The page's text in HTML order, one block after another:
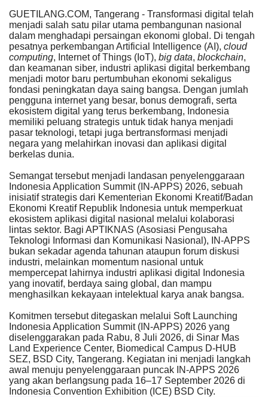
Olahraga
Kesehatan
Layanan Publik
Perempuan/Anak
GUETILANG.COM, Tangerang - Transformasi digital telah
menjadi salah satu pilar utama pembangunan nasional
dalam menghadapi persaingan ekonomi global. Di tengah
pesatnya perkembangan Artificial Intelligence (AI), cloud
computing, Internet of Things (IoT), big data, blockchain,
dan keamanan siber, industri aplikasi digital berkembang
menjadi motor baru pertumbuhan ekonomi sekaligus
fondasi peningkatan daya saing bangsa. Dengan jumlah
pengguna internet yang besar, bonus demografi, serta
ekosistem digital yang terus berkembang, Indonesia
memiliki peluang strategis untuk tidak hanya menjadi
pasar teknologi, tetapi juga bertransformasi menjadi
negara yang melahirkan inovasi dan aplikasi digital
berkelas dunia.
Semangat tersebut menjadi landasan penyelenggaraan
Indonesia Application Summit (IN-APPS) 2026, sebuah
inisiatif strategis dari Kementerian Ekonomi Kreatif/Badan
Ekonomi Kreatif Republik Indonesia untuk memperkuat
ekosistem aplikasi digital nasional melalui kolaborasi
lintas sektor. Bagi APTIKNAS (Asosiasi Pengusaha
Teknologi Informasi dan Komunikasi Nasional), IN-APPS
bukan sekadar agenda tahunan ataupun forum diskusi
industri, melainkan momentum nasional untuk
mempercepat lahirnya industri aplikasi digital Indonesia
yang inovatif, berdaya saing global, dan mampu
menghasilkan kekayaan intelektual karya anak bangsa.
Komitmen tersebut ditegaskan melalui Soft Launching
Indonesia Application Summit (IN-APPS) 2026 yang
diselenggarakan pada Rabu, 8 Juli 2026, di Sinar Mas
Land Experience Center, Biomedical Campus D-HUB
SEZ, BSD City, Tangerang. Kegiatan ini menjadi langkah
awal menuju penyelenggaraan puncak IN-APPS 2026
yang akan berlangsung pada 16–17 September 2026 di
Indonesia Convention Exhibition (ICE) BSD City.